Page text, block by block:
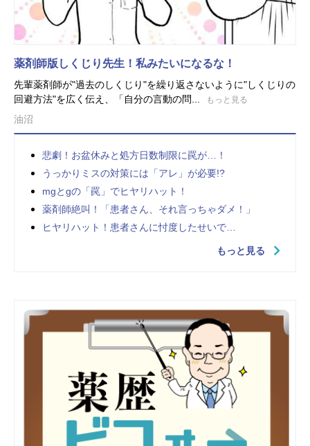
薬剤師版しくじり先生！私みたいになるな！
先輩薬剤師が"過去のしくじり"を繰り返さないように"しくじりの
回避方法"を広く伝え、「自分の言動の問...
もっと見る
油沼
悲劇！お盆休みと処方日数制限に罠が…！
うっかりミスの対策には「アレ」が必要!?
mgとgの「罠」でヒヤリハット！
薬剤師絶叫！「患者さん、それ言っちゃダメ！」
ヒヤリハット！患者さんに忖度したせいで…
もっと見る